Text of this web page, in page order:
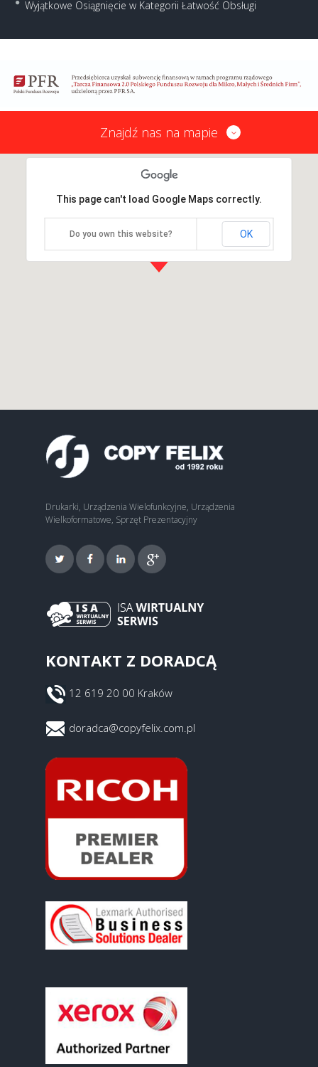
Wyjątkowe Osiągnięcie w Kategorii Łatwość Obsługi
Znajdź nas na mapie
This page can't load Google Maps correctly.
Do you own this website? OK
Drukarki, Urządzenia Wielofunkcyjne, Urządzenia
Wielkoformatowe, Sprzęt Prezentacyjny
KONTAKT Z DORADCĄ
12 619 20 00 Kraków
doradca@copyfelix.com.pl